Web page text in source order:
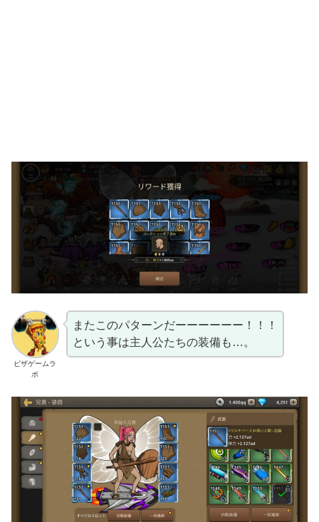
ピザゲームラ
ボ
またこのパターンだーーーーーー！！！
という事は主人公たちの装備も…。